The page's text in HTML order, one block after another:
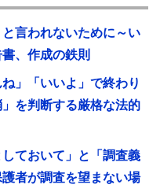
と言われないために～い
、作成の鉄則
」「いいよ」で終わり
を判断する厳格な法的
しておいて」と「調査義
者が調査を望まない場